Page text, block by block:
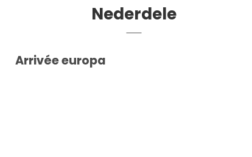
Nederdele
Arrivée europa